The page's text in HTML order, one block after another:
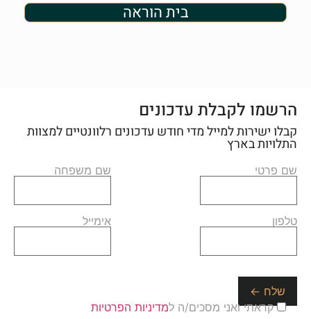
בית הוראה
הרשמו לקבלת עדכונים
קבלו ישירות למייל מדי חודש עדכונים רלוונטיים למצוות
התלויות בארץ
שם פרטי שם משפחה
טלפון אימייל
קראתי ואני מסכים/ה למדיניות הפרטיות